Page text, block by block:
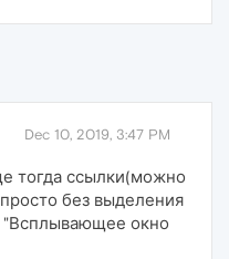
Dec 10, 2019, 3:47 PM
тогда ссылки(можно
без выделения
"Всплывающее окно